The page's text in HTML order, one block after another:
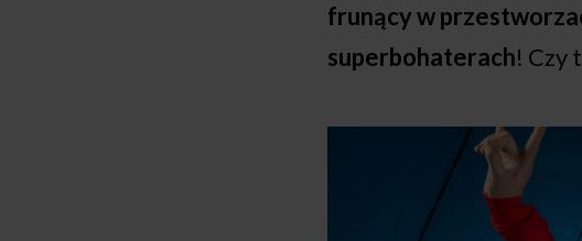
frunący w
superbohaterach! Czy